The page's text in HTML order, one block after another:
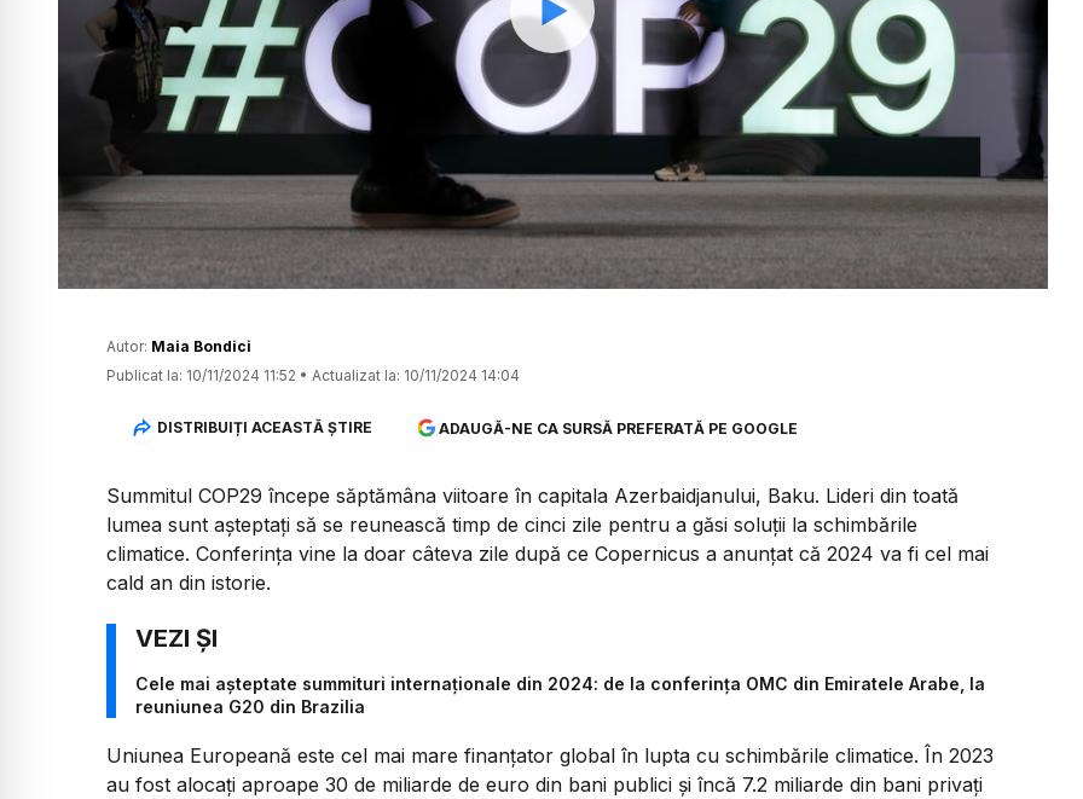
Watch
Autor: Maia Bondici
Publicat la: 10/11/2024 11:52 • Actualizat la: 10/11/2024 14:04
DISTRIBUIȚI ACEASTĂ ȘTIRE ADAUGĂ-NE CA SURSĂ PREFERATĂ PE GOOGLE
Summitul COP29 începe săptămâna viitoare în capitala Azerbaidjanului, Baku. Lideri din toată
lumea sunt așteptați să se reunească timp de cinci zile pentru a găsi soluții la schimbările
climatice. Conferința vine la doar câteva zile după ce Copernicus a anunțat că 2024 va fi cel mai
cald an din istorie.
Cele mai așteptate summituri internaționale din 2024: de la conferința OMC din Emiratele Arabe, la
reuniunea G20 din Brazilia
Uniunea Europeană este cel mai mare finanțator global în lupta cu schimbările climatice. În 2023
au fost alocați aproape 30 de miliarde de euro din bani publici și încă 7.2 miliarde din bani privați